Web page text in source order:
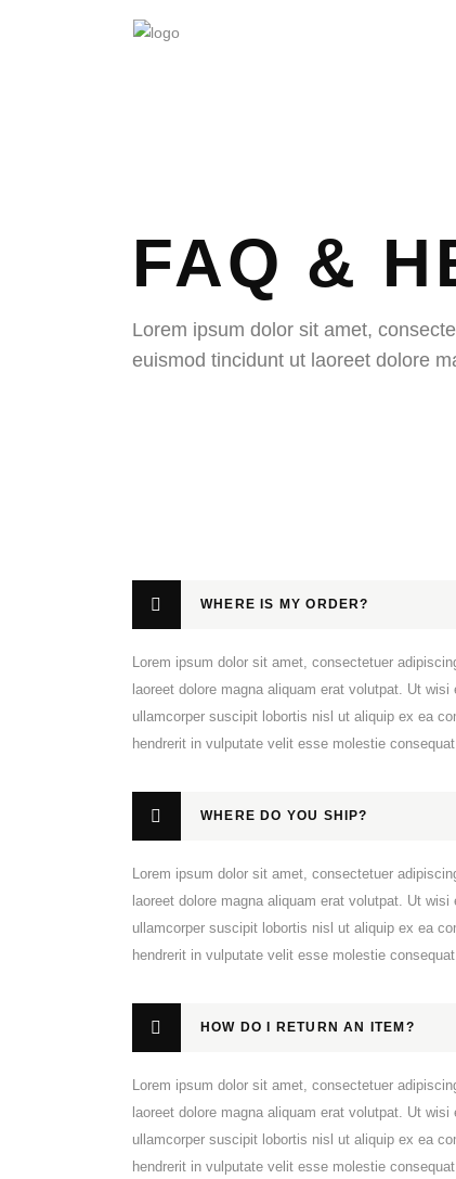
FAQ &
Lorem ipsum dolor sit amet,
euismod tincidunt ut laoreet dolore
WHERE IS MY ORDER?
Lorem ipsum dolor sit amet, consectetuer
laoreet dolore magna aliquam erat volutpat. Ut
ullamcorper suscipit lobortis nisl ut aliquip ex ea
hendrerit in vulputate velit esse molestie
WHERE DO YOU SHIP?
Lorem ipsum dolor sit amet, consectetuer
laoreet dolore magna aliquam erat volutpat. Ut
ullamcorper suscipit lobortis nisl ut aliquip ex ea
hendrerit in vulputate velit esse molestie
HOW DO I RETURN AN ITEM?
Lorem ipsum dolor sit amet, consectetuer
laoreet dolore magna aliquam erat volutpat. Ut
ullamcorper suscipit lobortis nisl ut aliquip ex ea
hendrerit in vulputate velit esse molestie